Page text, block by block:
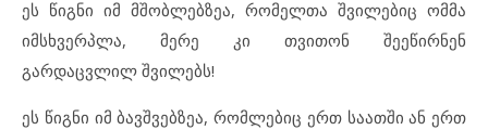
ეს წიგნი იმ მშობლებზეა, რომელთა შვილებიც ომმა
იმსხვერპლა, მერე კი თვითონ შეეწირნენ
გარდაცვლილ შვილებს!
ეს წიგნი იმ ბავშვებზეა, რომლებიც ერთ საათში ან ერთ